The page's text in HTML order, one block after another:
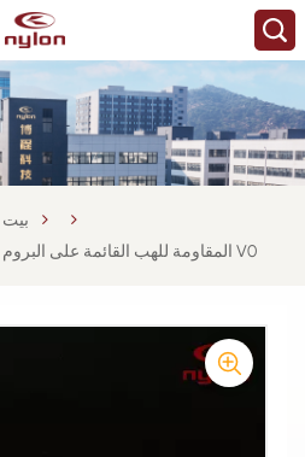
بيت
حبيبات النايلون PA66 GF20 المقاومة للهب القائمة على البروم V0